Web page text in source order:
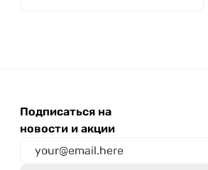
Подписаться на
новости и акции